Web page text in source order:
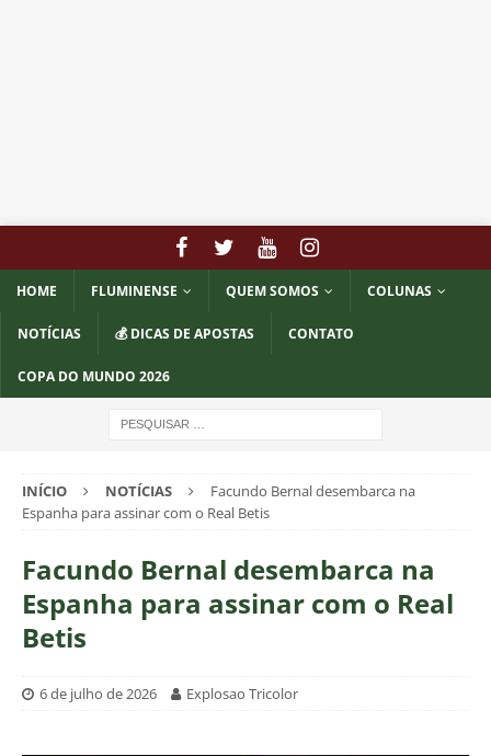
HOME FLUMINENSE QUEM SOMOS COLUNAS
NOTÍCIAS 💰 DICAS DE APOSTAS CONTATO
COPA DO MUNDO 2026
INÍCIO NOTÍCIAS
Facundo Bernal desembarca na
Espanha para assinar com o Real Betis
Facundo Bernal desembarca na
Espanha para assinar com o Real
Betis
6 de julho de 2026 Explosao Tricolor